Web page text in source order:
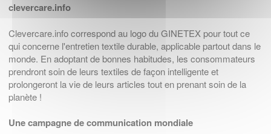
clevercare.info
Clevercare.info correspond au logo du GINETEX pour tout ce
qui concerne l'entretien textile durable, applicable partout dans le
monde. En adoptant de bonnes habitudes, les consommateurs
prendront soin de leurs textiles de façon intelligente et
prolongeront la vie de leurs articles tout en prenant soin de la
planète !
Une campagne de communication mondiale